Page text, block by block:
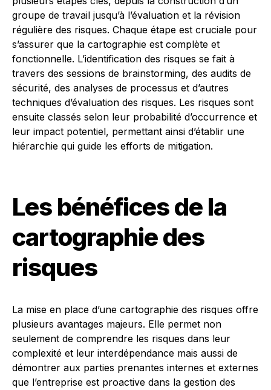
groupe de travail jusqu’à l’évaluation et la révision
régulière des risques. Chaque étape est cruciale pour
s’assurer que la cartographie est complète et
fonctionnelle. L’identification des risques se fait à
travers des sessions de brainstorming, des audits de
sécurité, des analyses de processus et d’autres
techniques d’évaluation des risques. Les risques sont
ensuite classés selon leur probabilité d’occurrence et
leur impact potentiel, permettant ainsi d’établir une
hiérarchie qui guide les efforts de mitigation.
Les bénéfices de la
cartographie des
risques
La mise en place d’une cartographie des risques offre
plusieurs avantages majeurs. Elle permet non
seulement de comprendre les risques dans leur
complexité et leur interdépendance mais aussi de
démontrer aux parties prenantes internes et externes
que l’entreprise est proactive dans la gestion des